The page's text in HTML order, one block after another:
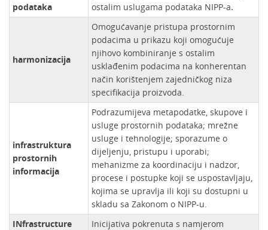
podataka
ostalim uslugama podataka NIPP-a.
harmonizacija
Omogućavanje pristupa prostornim
podacima u prikazu koji omogućuje
njihovo kombiniranje s ostalim
usklađenim podacima na konherentan
način korištenjem zajedničkog niza
specifikacija proizvoda.
infrastruktura
prostornih
informacija
Podrazumijeva metapodatke, skupove i
usluge prostornih podataka; mrežne
usluge i tehnologije; sporazume o
dijeljenju, pristupu i uporabi;
mehanizme za koordinaciju i nadzor,
procese i postupke koji se uspostavljaju,
kojima se upravlja ili koji su dostupni u
skladu sa Zakonom o NIPP-u.
INfrastructure
Inicijativa pokrenuta s namjerom